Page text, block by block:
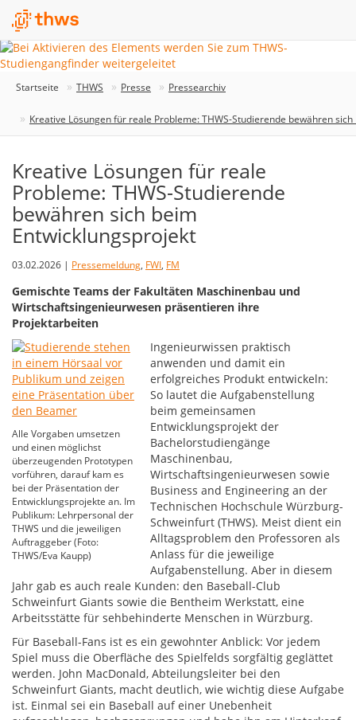
Startseite THWS Presse Pressearchiv
Kreative Lösungen für reale Probleme: THWS-Studierende bewähren
Kreative Lösungen für reale
Probleme: THWS-Studierende
bewähren sich beim
Entwicklungsprojekt
03.02.2026 | Pressemeldung, FWI, FM
Gemischte Teams der Fakultäten Maschinenbau und
Wirtschaftsingenieurwesen präsentieren ihre
Projektarbeiten
Alle Vorgaben umsetzen
und einen möglichst
überzeugenden Prototypen
vorführen, darauf kam es
bei der Präsentation der
Entwicklungsprojekte an. Im
Publikum: Lehrpersonal der
THWS und die jeweiligen
Auftraggeber (Foto:
THWS/Eva Kaupp)
Ingenieurwissen praktisch
anwenden und damit ein
erfolgreiches Produkt entwickeln:
So lautet die Aufgabenstellung
beim gemeinsamen
Entwicklungsprojekt der
Bachelorstudiengänge
Maschinenbau,
Wirtschaftsingenieurwesen sowie
Business and Engineering an der
Technischen Hochschule Würzburg-
Schweinfurt (THWS). Meist dient ein
Alltagsproblem den Professoren als
Anlass für die jeweilige
Aufgabenstellung. Aber in diesem
Jahr gab es auch reale Kunden: den Baseball-Club
Schweinfurt Giants sowie die Bentheim Werkstatt, eine
Arbeitsstätte für sehbehinderte Menschen in Würzburg.
Für Baseball-Fans ist es ein gewohnter Anblick: Vor jedem
Spiel muss die Oberfläche des Spielfelds sorgfältig geglättet
werden. John MacDonald, Abteilungsleiter bei den
Schweinfurt Giants, macht deutlich, wie wichtig diese Aufgabe
ist. Einmal sei ein Baseball auf einer Unebenheit